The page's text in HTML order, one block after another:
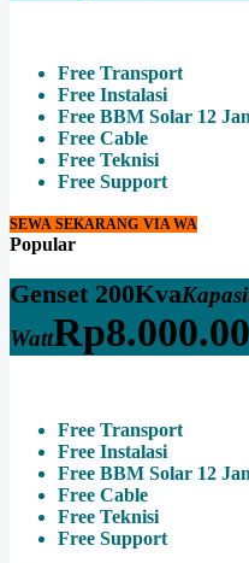
Free Transport
Free Instalasi
Free BBM Solar 12
Free Cable
Free Teknisi
Free Support
SEWA SEKARANG VIA WA
Popular
Genset 200Kva
WattRp
Free Transport
Free Instalasi
Free BBM Solar 12
Free Cable
Free Teknisi
Free Support